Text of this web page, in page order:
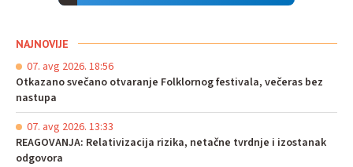
NAJNOVIJE
07. avg 2026. 18:56
Otkazano svečano otvaranje Folklornog festivala, večeras bez
nastupa
07. avg 2026. 13:33
REAGOVANJA: Relativizacija rizika, netačne tvrdnje i izostanak
odgovora